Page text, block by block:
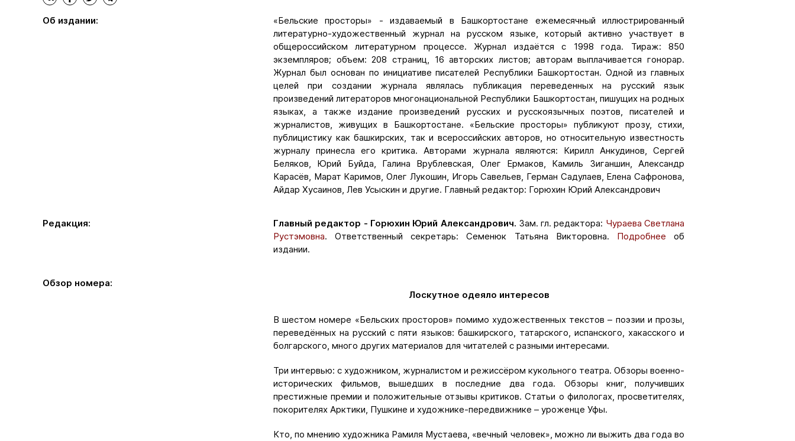
Об издании:
«Бельские просторы» - издаваемый в Башкортостане ежемесячный иллюстрированный
литературно-художественный журнал на русском языке, который активно участвует в
общероссийском литературном процессе. Журнал издаётся с 1998 года. Тираж: 850
экземпляров; объем: 208 страниц, 16 авторских листов; авторам выплачивается гонорар.
Журнал был основан по инициативе писателей Республики Башкортостан. Одной из главных
целей при создании журнала являлась публикация переведенных на русский язык
произведений литераторов многонациональной Республики Башкортостан, пишущих на родных
языках, а также издание произведений русских и русскоязычных поэтов, писателей и
журналистов, живущих в Башкортостане. «Бельские просторы» публикуют прозу, стихи,
публицистику как башкирских, так и всероссийских авторов, но относительную известность
журналу принесла его критика. Авторами журнала являются: Кирилл Анкудинов, Сергей
Беляков, Юрий Буйда, Галина Врублевская, Олег Ермаков, Камиль Зиганшин, Александр
Карасёв, Марат Каримов, Олег Лукошин, Игорь Савельев, Герман Садулаев, Елена Сафронова,
Айдар Хусаинов, Лев Усыскин и другие. Главный редактор: Горюхин Юрий Александрович
Редакция: Главный редактор - Горюхин Юрий Александрович. Зам. гл. редактора: Чураева Светлана
Рустэмовна. Ответственный секретарь: Семенюк Татьяна Викторовна. Подробнее об
издании.
Обзор номера:
Лоскутное одеяло интересов
В шестом номере «Бельских просторов» помимо художественных текстов – поэзии и прозы,
переведённых на русский с пяти языков: башкирского, татарского, испанского, хакасского и
болгарского, много других материалов для читателей с разными интересами.
Три интервью: с художником, журналистом и режиссёром кукольного театра. Обзоры военно-
исторических фильмов, вышедших в последние два года. Обзоры книг, получивших
престижные премии и положительные отзывы критиков. Статьи о филологах, просветителях,
покорителях Арктики, Пушкине и художнике-передвижнике – уроженце Уфы.
Кто, по мнению художника Рамиля Мустаева, «вечный человек», можно ли выжить два года во